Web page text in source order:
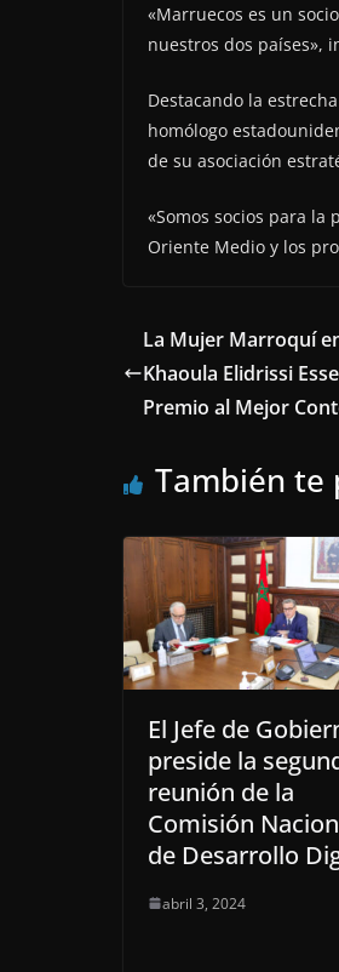
«Marruecos es un
nuestros dos países»,
Destacando la
homólogo
de su asociación
«Somos socios para la
Oriente Medio y los
La Mujer Marroquí
Khaoula Elidrissi
Premio al Mejor
También te
El Jefe de
preside la
reunión de la
Comisión
de Desarrollo
abril 3, 2024